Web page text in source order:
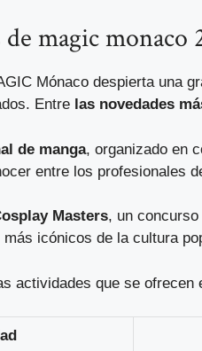
magic monaco
Mónaco despierta una
Entre las novedades
de manga, organizado en
entre los profesionales
Masters, un
icónicos de la cultura
actividades que se ofrecen